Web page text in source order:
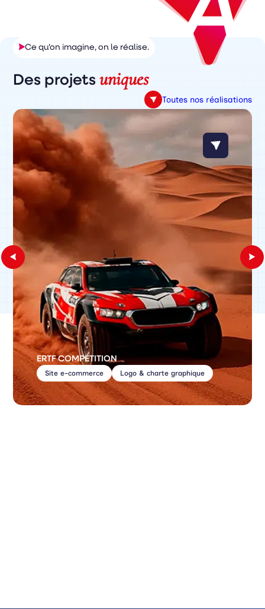
Ce qu’on imagine, on le réalise.
Des projetsuniques
Toutes nos réalisations
ERTF COMPÉTITION
Site e-commerce Logo & charte graphique